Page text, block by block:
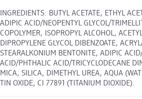
INGREDIENTS: BUTYL ACETATE, ETHYL
ADIPIC ACID/NEOPENTYL GLYCOL/
COPOLYMER, ISOPROPYL ALCOHOL,
DIPROPYLENE GLYCOL DIBENZOATE,
STEARALKONIUM BENTONITE, ADIPIC
ACID/PHTHALIC ACID/TRICYCLODECANE
MICA, SILICA, DIMETHYL UREA, AQUA
TIN OXIDE, CI 77891 (TITANIUM DIOXIDE).